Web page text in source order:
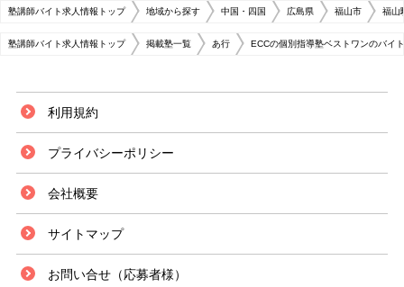
塾講師バイト求人情報トップ 地域から探す 中国・四国 広島県 福山市 福山
塾講師バイト求人情報トップ 掲載塾一覧 あ行 ECCの個別指導塾ベストワンのバイ
利用規約
プライバシーポリシー
会社概要
サイトマップ
お問い合せ（応募者様）